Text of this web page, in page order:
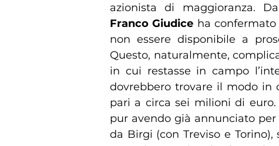
azionista di maggioranza.
Franco Giudice ha
non essere disponibile a
Questo, naturalmente,
in cui restasse in campo
dovrebbero trovare il modo in
pari a circa sei milioni di
pur avendo già annunciato
da Birgi (con Treviso e